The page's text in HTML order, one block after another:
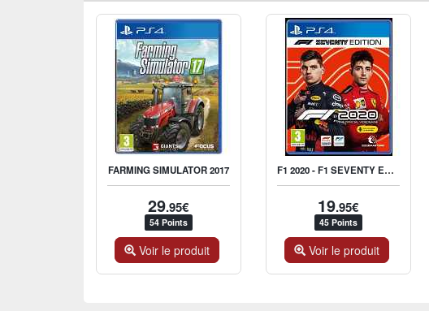
FARMING SIMULATOR 2017
29.95€
54 Points
Voir le produit
F1 2020 - F1 SEVENTY EDITION
19.95€
45 Points
Voir le produit